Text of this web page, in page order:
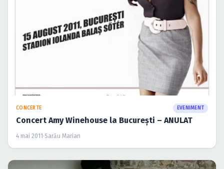
CONCERTE EVENIMENT
Concert Amy Winehouse la Bucureşti – ANULAT
4 mai 2011 ·Sarău Marian